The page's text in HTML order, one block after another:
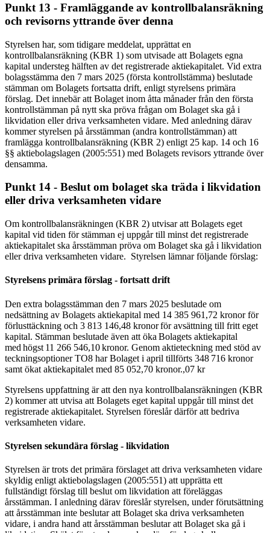
Punkt 13 - Framläggande av kontrollbalansräkning
och revisorns yttrande över denna
Styrelsen har, som tidigare meddelat, upprättat en
kontrollbalansräkning (KBR 1) som utvisade att Bolagets egna
kapital understeg hälften av det registrerade aktiekapitalet. Vid extra
bolagsstämma den 7 mars 2025 (första kontrollstämma) beslutade
stämman om Bolagets fortsatta drift, enligt styrelsens primära
förslag. Det innebär att Bolaget inom åtta månader från den första
kontrollstämman på nytt ska pröva frågan om Bolaget ska gå i
likvidation eller driva verksamheten vidare. Med anledning därav
kommer styrelsen på årsstämman (andra kontrollstämman) att
framlägga kontrollbalansräkning (KBR 2) enligt 25 kap. 14 och 16
§§ aktiebolagslagen (2005:551) med Bolagets revisors yttrande över
densamma.
Punkt 14 - Beslut om bolaget ska träda i likvidation
eller driva verksamheten vidare
Om kontrollbalansräkningen (KBR 2) utvisar att Bolagets eget
kapital vid tiden för stämman ej uppgår till minst det registrerade
aktiekapitalet ska årsstämman pröva om Bolaget ska gå i likvidation
eller driva verksamheten vidare. Styrelsen lämnar följande förslag:
Styrelsens primära förslag - fortsatt drift
Den extra bolagsstämman den 7 mars 2025 beslutade om
nedsättning av Bolagets aktiekapital med 14 385 961,72 kronor för
förlusttäckning och 3 813 146,48 kronor för avsättning till fritt eget
kapital. Stämman beslutade även att öka Bolagets aktiekapital
med högst 11 266 546,10 kronor. Genom aktieteckning med stöd av
teckningsoptioner TO8 har Bolaget i april tillförts 348 716 kronor
samt ökat aktiekapitalet med 85 052,70 kronor.,07 kr
Styrelsens uppfattning är att den nya kontrollbalansräkningen (KBR
2) kommer att utvisa att Bolagets eget kapital uppgår till minst det
registrerade aktiekapitalet. Styrelsen föreslår därför att bedriva
verksamheten vidare.
Styrelsen sekundära förslag - likvidation
Styrelsen är trots det primära förslaget att driva verksamheten vidare
skyldig enligt aktiebolagslagen (2005:551) att upprätta ett
fullständigt förslag till beslut om likvidation att föreläggas
årsstämman. I anledning därav föreslår styrelsen, under förutsättning
att årsstämman inte beslutar att Bolaget ska driva verksamheten
vidare, i andra hand att årsstämman beslutar att Bolaget ska gå i